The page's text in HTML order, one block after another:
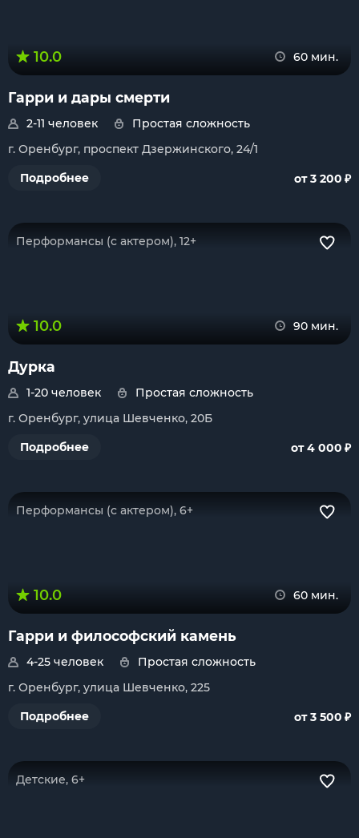
10.0 60 мин.
Гарри и дары смерти
2-11 человек
Простая сложность
г. Оренбург, проспект Дзержинского, 24/1
Подробнее
от 3 200 ₽
Перформансы (с актером), 12+
10.0 90 мин.
Дурка
1-20 человек
Простая сложность
г. Оренбург, улица Шевченко, 20Б
Подробнее
от 4 000 ₽
Перформансы (с актером), 6+
10.0 60 мин.
Гарри и философский камень
4-25 человек
Простая сложность
г. Оренбург, улица Шевченко, 225
Подробнее
от 3 500 ₽
Детские, 6+